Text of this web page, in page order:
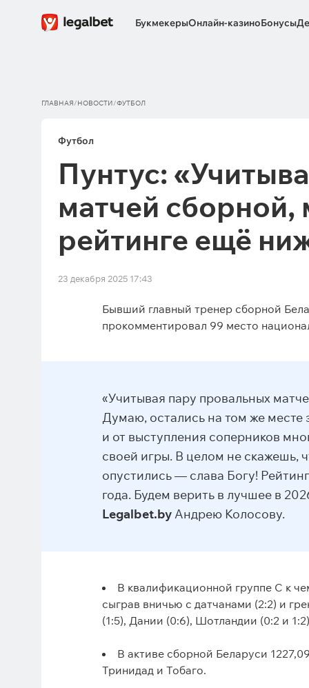
БукмекерыОнлайн-казиноБонусы
ГЛАВНАЯ/НОВОСТИ/ФУТБОЛ
Футбол
Пунтус:
матчей сборной,
рейтинге ещё
23 декабря 2025 17:43
Бывший главный тренер сборной
прокомментировал 99 место
«Учитывая пару провальных
Думаю, остались на том же месте
и от выступления соперников
своей игры. В целом не скажешь,
опустились — слава Богу!
года. Будем верить в лучшее в
Legalbet.byАндрею Колосову.
В квалификационной группе С к
сыграв вничью с датчанами (2:2) и
(1:5), Дании (0:6), Шотландии (0:2 и
В активе сборной Беларуси
Тринидад и Тобаго.